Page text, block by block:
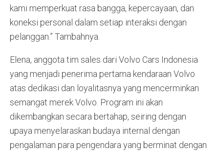
kami memperkuat rasa bangga, kepercayaan, dan
koneksi personal dalam setiap interaksi dengan
pelanggan.” Tambahnya.
Elena, anggota tim sales dari Volvo Cars Indonesia
yang menjadi penerima pertama kendaraan Volvo
atas dedikasi dan loyalitasnya yang mencerminkan
semangat merek Volvo. Program ini akan
dikembangkan secara bertahap, seiring dengan
upaya menyelaraskan budaya internal dengan
pengalaman para pengendara yang berminat dengan